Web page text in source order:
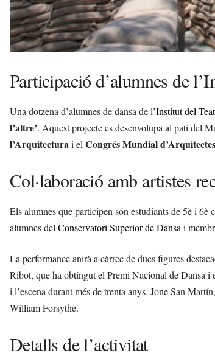
Participació d’alumnes de
Una dotzena d’alumnes de dansa de l’Institut del
l’altre’. Aquest projecte es desenvolupa al pati del
l’Arquitecturai elCongrés Mundial
Col·laboració amb artistes
Els alumnes que participen són estudiants de 5è i 6è
alumnes delConservatori Superior de Dansai
La performance anirà a càrrec de dues figures
Ribot, que ha obtingut el Premi Nacional de Dansa i
i l’escena durant més de trenta anys. Jone San
William Forsythe.
Detalls de l’activitat